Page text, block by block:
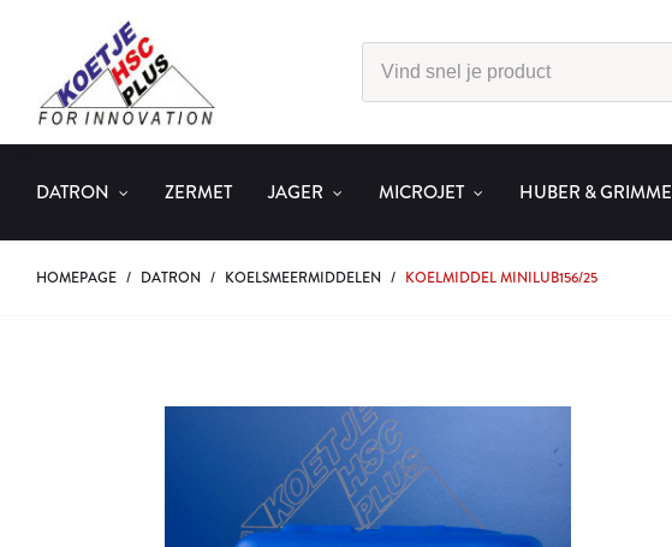
DATRON ZERMET JAGER MICROJET HUBER & GRIMME
HOMEPAGE / DATRON / KOELSMEERMIDDELEN / KOELMIDDEL MINILUB156/25